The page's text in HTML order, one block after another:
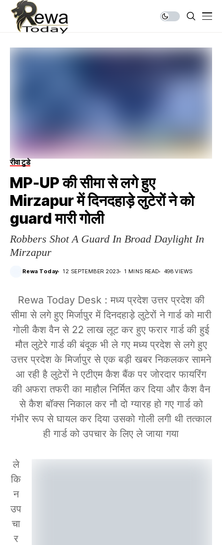
रीवा टुडे
MP-UP की सीमा से लगे हुए
Mirzapur में दिनदहाड़े लुटेरों ने को
guard मारी गोली
Robbers Shot A Guard In Broad Daylight In
Mirzapur
Rewa Today 12 SEPTEMBER 2023 1 MINS READ 498 VIEWS
Rewa Today Desk : मध्य प्रदेश उत्तर प्रदेश की
सीमा से लगे हुए मिर्जापुर में दिनदहाड़े लुटेरों ने गार्ड को मारी
गोली कैश वैन से 22 लाख लूट कर हुए फरार गार्ड की हुई
मौत लुटेरे गार्ड की बंदूक भी ले गए मध्य प्रदेश से लगे हुए
उत्तर प्रदेश के मिर्जापुर से एक बड़ी खबर निकलकर सामने
आ रही है लुटेरों ने एटीएम कैश बैंक पर जोरदार फायरिंग
की अफरा तफरी का माहौल निर्मित कर दिया और कैश वैन
से कैश बॉक्स निकाल कर नौ दो ग्यारह हो गए गार्ड को
गंभीर रूप से घायल कर दिया उसको गोली लगी थी तत्काल
ही गार्ड को उपचार के लिए ले जाया गया
ले
कि
न
उप
चा
र